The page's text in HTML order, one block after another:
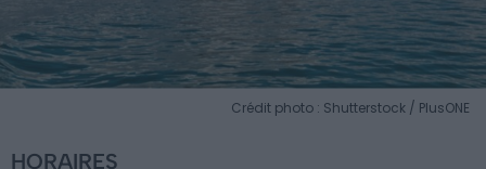
Crédit photo : Shutterstock / PlusONE
HORAIRES